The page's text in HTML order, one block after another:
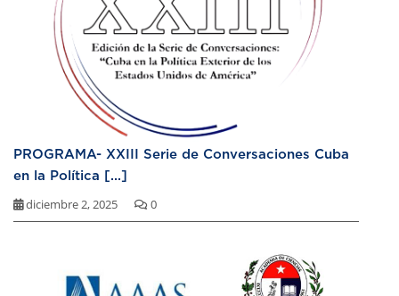
PROGRAMA- XXIII Serie de Conversaciones Cuba
en la Política [...]
diciembre 2, 2025 0